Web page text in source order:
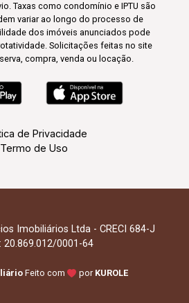
Taxas como condomínio e IPTU são
variar ao longo do processo de
dos imóveis anunciados pode
Solicitações feitas no site
compra, venda ou locação.
de Privacidade
Termo de Uso
Imobiliários Ltda - CRECI 684-J
20.869.012/0001-64
Feito com por KUROLE